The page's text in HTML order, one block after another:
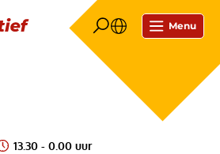
Menu
13.30 - 0.00 uur